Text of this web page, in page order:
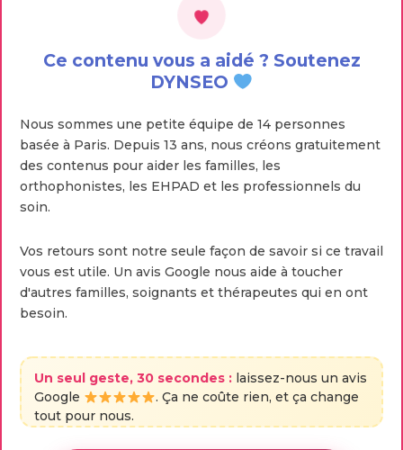
Ce contenu vous a aidé ? Soutenez
DYNSEO
Nous sommes une petite équipe de 14 personnes
basée à Paris. Depuis 13 ans, nous créons gratuitement
des contenus pour aider les familles, les
orthophonistes, les EHPAD et les professionnels du
soin.
Vos retours sont notre seule façon de savoir si ce travail
vous est utile. Un avis Google nous aide à toucher
d'autres familles, soignants et thérapeutes qui en ont
besoin.
Un seul geste, 30 secondes : laissez-nous un avis
Google
. Ça ne coûte rien, et ça change
tout pour nous.